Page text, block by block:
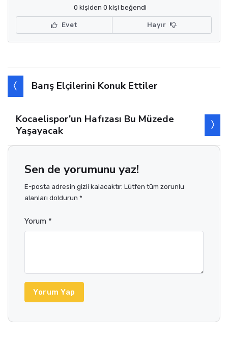
0 kişiden 0 kişi beğendi
Evet Hayır
Barış Elçilerini Konuk Ettiler
Kocaelispor’un Hafızası Bu Müzede
Yaşayacak
Sen de yorumunu yaz!
E-posta adresin gizli kalacaktır. Lütfen tüm zorunlu
alanları doldurun *
Yorum *
Yorum Yap